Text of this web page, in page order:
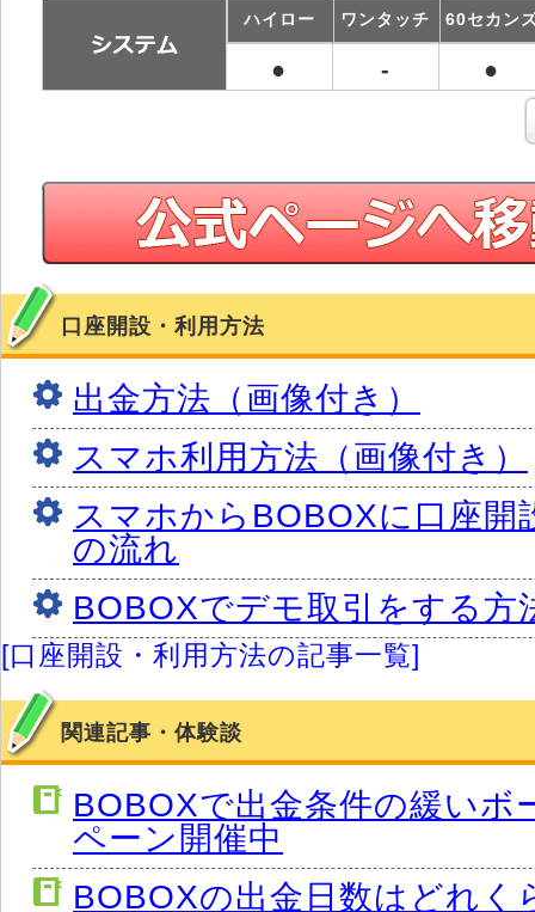
ハイロー
●
ワンタッチ
-
60セカン
●
口座開設・利用方法
出金方法（画像付き）
スマホ利用方法（画像付き）
スマホからBOBOXに口座開
の流れ
BOBOXでデモ取引をする方
[口座開設・利用方法の記事一覧]
関連記事・体験談
BOBOXで出金条件の緩いボ
ペーン開催中
BOBOXの出金日数はどれく